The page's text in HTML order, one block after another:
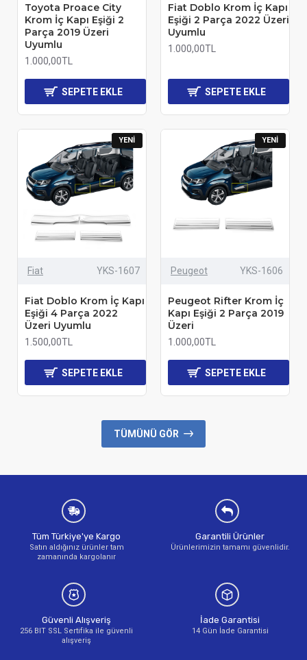
Toyota Proace City
Krom İç Kapı Eşiği 2
Parça 2019 Üzeri
Uyumlu
1.000,00TL
SEPETE EKLE
Fiat Doblo Krom İç Kapı
Eşiği 2 Parça 2022 Üzeri
Uyumlu
1.000,00TL
SEPETE EKLE
YENI
Fiat YKS-1607
Fiat Doblo Krom İç Kapı
Eşiği 4 Parça 2022
Üzeri Uyumlu
1.500,00TL
SEPETE EKLE
YENI
Peugeot YKS-1606
Peugeot Rifter Krom İç
Kapı Eşiği 2 Parça 2019
Üzeri
1.000,00TL
SEPETE EKLE
TÜMÜNÜ GÖR
Tüm Türkiye'ye Kargo
Satın aldığınız ürünler tam
zamanında kargolanır
Garantili Ürünler
Ürünlerimizin tamamı güvenlidir.
Güvenli Alışveriş
256 BIT SSL Sertifika ile güvenli
alışveriş
İade Garantisi
14 Gün İade Garantisi